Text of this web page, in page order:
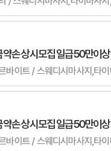
약손 상시모집 일급50만이상
약손 상시모집 일급50만이상